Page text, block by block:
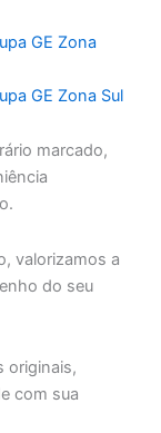
GE Zona
GE Zona Sul
marcado,
valorizamos a
do seu
originais,
com sua